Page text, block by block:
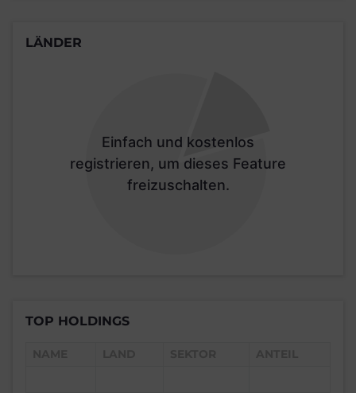
LÄNDER
Einfach und kostenlos
registrieren, um dieses Feature
freizuschalten.
TOP HOLDINGS